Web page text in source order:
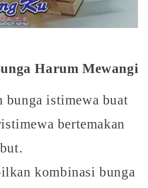
Harum Mewangi
bunga istimewa buat
bertemakan
kombinasi bunga